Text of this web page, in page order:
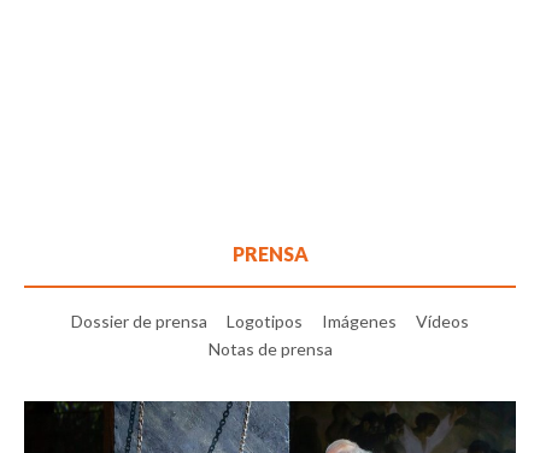
PRENSA
Dossier de prensa Logotipos Imágenes
Vídeos
Notas de prensa